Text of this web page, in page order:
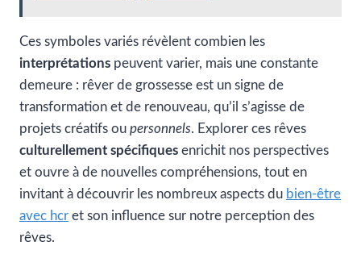
Ces symboles variés révèlent combien les
interprétations peuvent varier, mais une constante
demeure : rêver de grossesse est un signe de
transformation et de renouveau, qu’il s’agisse de
projets créatifs ou personnels. Explorer ces rêves
culturellement spécifiques enrichit nos perspectives
et ouvre à de nouvelles compréhensions, tout en
invitant à découvrir les nombreux aspects du bien-être
avec hcr et son influence sur notre perception des
rêves.